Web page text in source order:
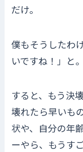
だけ。
僕もそうしたわ
いですね！」と。
すると、もう決
壊れたら早いも
状や、自分の年
ーやら、もうす